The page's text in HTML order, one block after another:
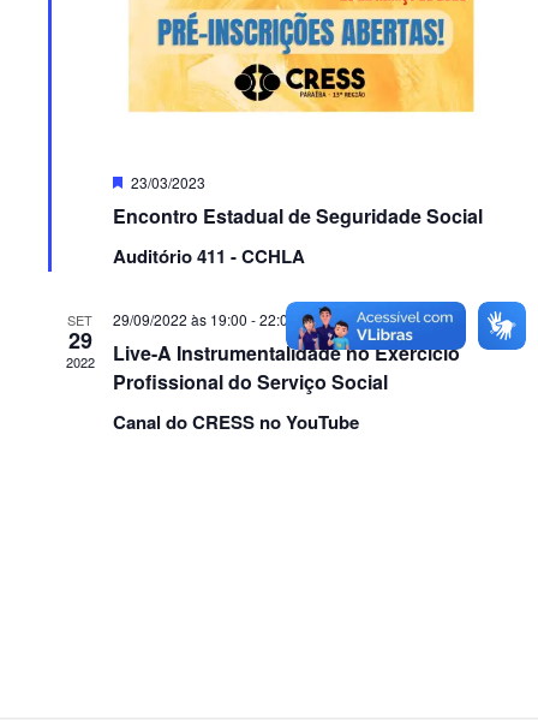
Featured
23/03/2023
Encontro Estadual de Seguridade Social
Auditório 411 - CCHLA
SET
29
2022
29/09/2022 às 19:00 -22:00
Live-A Instrumentalidade no Exercício
Profissional do Serviço Social
Canal do CRESS no YouTube